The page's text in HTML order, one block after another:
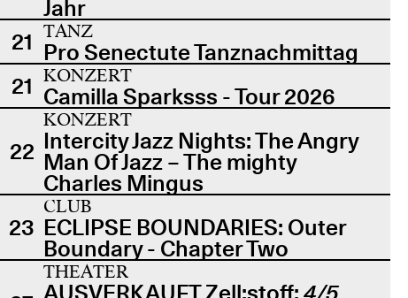
Jahr
21 TANZ
Pro Senectute Tanznachmittag
21 KONZERT
Camilla Sparksss - Tour 2026
22
KONZERT
Intercity Jazz Nights: The Angry
Man Of Jazz – The mighty
Charles Mingus
23
CLUB
ECLIPSE BOUNDARIES: Outer
Boundary - Chapter Two
THEATER
AUSVERKAUFT Zell:stoff: 4/5